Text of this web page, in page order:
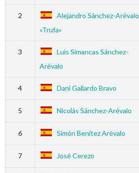
2
Alejandro Sánchez-Arévalo
«Trufa»
3
Luis Simancas Sánchez-
Arévalo
4 Dani Gallardo Bravo
5 Nicolás Sánchez-Arévalo
6 Simón Benítez Arévalo
7 José Cerezo